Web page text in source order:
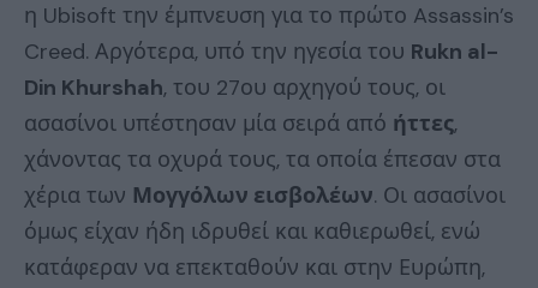
η Ubisoft την έμπνευση για το πρώτο Assassin’s
Creed. Αργότερα, υπό την ηγεσία του Rukn al-
Din Khurshah, του 27ου αρχηγού τους, οι
ασασίνοι υπέστησαν μία σειρά από ήττες,
χάνοντας τα οχυρά τους, τα οποία έπεσαν στα
χέρια των Μογγόλων εισβολέων. Οι ασασίνοι
όμως είχαν ήδη ιδρυθεί και καθιερωθεί, ενώ
κατάφεραν να επεκταθούν και στην Ευρώπη,